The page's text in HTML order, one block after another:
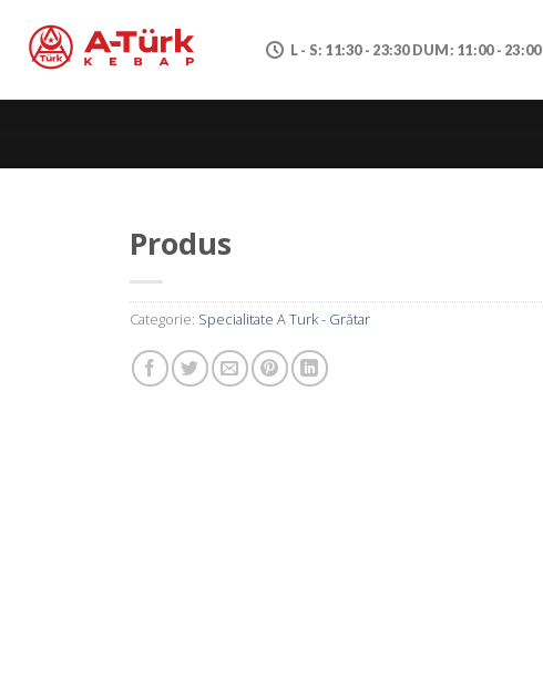
L - S: 11:30 - 23:30 DUM: 11:00 - 23:00
Produs
Categorie: Specialitate A Turk - Grătar